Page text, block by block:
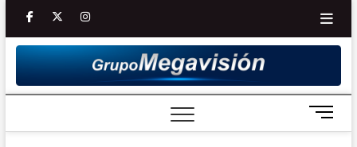
Saltar
contenido
facebooktwitter
Youtube
instagram
B
o